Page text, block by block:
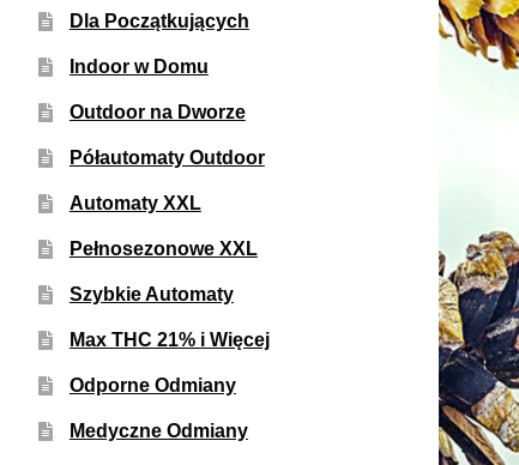
Dla Początkujących
Indoor w Domu
Outdoor na Dworze
Półautomaty Outdoor
Automaty XXL
Pełnosezonowe XXL
Szybkie Automaty
Max THC 21% i Więcej
Odporne Odmiany
Medyczne Odmiany